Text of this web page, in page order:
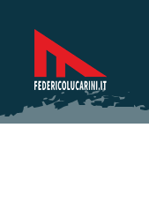
contenuto
Servizi Video